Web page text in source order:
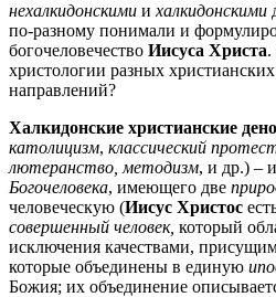
нехалкидонскими и халкидонскими
по-разному понимали и
богочеловечество Иисуса Христа.
христологии разных
направлений?
Халкидонские христианские
католицизм, классический
лютеранство, методизм, и др.) –
Богочеловека, имеющего две
человеческую (Иисус Христос
совершенный человек, который
исключения качествами,
которые объединены в единую
Божия; их объединение